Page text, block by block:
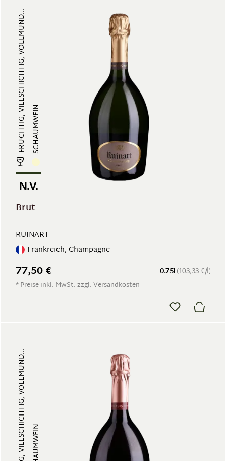
FRUCHTIG, VIELSCHICHTIG, VOLLMUND...SCHAUMWEIN
N.V.
Brut
RUINART
Frankreich, Champagne
0.75l (103,33 €/l)
77,50 €
* Preise inkl. MwSt. zzgl. Versandkosten
FRUCHTIG, VIELSCHICHTIG, VOLLMUND...